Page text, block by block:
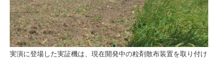
実演に登場した実証機は、現在開発中の粒剤散布装置を取り付け